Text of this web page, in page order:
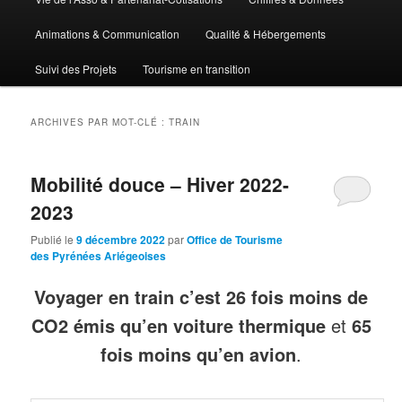
Animations & Communication Qualité & Hébergements
Suivi des Projets Tourisme en transition
ARCHIVES PAR MOT-CLÉ :TRAIN
Mobilité douce – Hiver 2022-
2023
Publié le9 décembre 2022parOffice de Tourisme
des Pyrénées Ariégeoises
Voyager en train c’est 26 fois moins de
CO2 émis qu’en voiture thermiqueet 65
fois moins qu’en avion.